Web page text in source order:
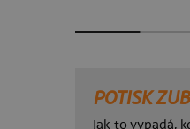
POTISK
Jak to vypadá,